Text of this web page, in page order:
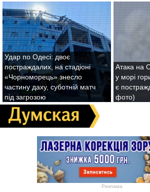
Удар по Одесі: двоє
постраждалих, на стадіоні
«Чорноморець» знесло
частину даху, суботній матч
під загрозою
Атака на
у морі
є
фото)
Реклама